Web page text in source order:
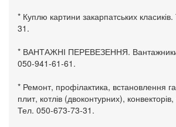
* Куплю картини закарпатських
31.
* ВАНТАЖНІ ПЕРЕВЕЗЕННЯ.
050-941-61-61.
* Ремонт, профілактика, встановлення
плит, котлів (двоконтурних),
Тел. 050-673-73-31.